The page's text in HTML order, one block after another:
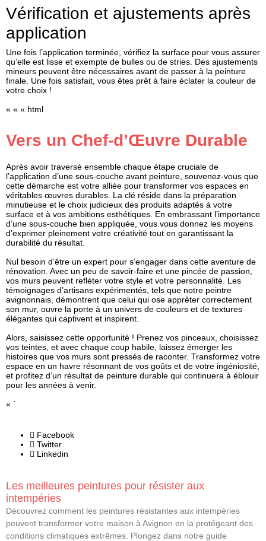
Vérification et ajustements après
application
Une fois l’application terminée, vérifiez la surface pour vous assurer
qu’elle est lisse et exempte de bulles ou de stries. Des ajustements
mineurs peuvent être nécessaires avant de passer à la peinture
finale. Une fois satisfait, vous êtes prêt à faire éclater la couleur de
votre choix !
« « « html
Vers un Chef-d’Œuvre Durable
Après avoir traversé ensemble chaque étape cruciale de
l’application d’une sous-couche avant peinture, souvenez-vous que
cette démarche est votre alliée pour transformer vos espaces en
véritables œuvres durables. La clé réside dans la préparation
minutieuse et le choix judicieux des produits adaptés à votre
surface et à vos ambitions esthétiques. En embrassant l’importance
d’une sous-couche bien appliquée, vous vous donnez les moyens
d’exprimer pleinement votre créativité tout en garantissant la
durabilité du résultat.
Nul besoin d’être un expert pour s’engager dans cette aventure de
rénovation. Avec un peu de savoir-faire et une pincée de passion,
vos murs peuvent refléter votre style et votre personnalité. Les
témoignages d’artisans expérimentés, tels que notre peintre
avignonnais, démontrent que celui qui ose apprêter correctement
son mur, ouvre la porte à un univers de couleurs et de textures
élégantes qui captivent et inspirent.
Alors, saisissez cette opportunité ! Prenez vos pinceaux, choisissez
vos teintes, et avec chaque coup habile, laissez émerger les
histoires que vos murs sont pressés de raconter. Transformez votre
espace en un havre résonnant de vos goûts et de votre ingéniosité,
et profitez d’un résultat de peinture durable qui continuera à éblouir
pour les années à venir.
« `
Facebook
Twitter
Linkedin
Les meilleures peintures pour résister aux
intempéries
Découvrez comment les peintures résistantes aux intempéries
peuvent transformer votre maison à Avignon en la protégeant des
conditions climatiques extrêmes. Plongez dans notre guide